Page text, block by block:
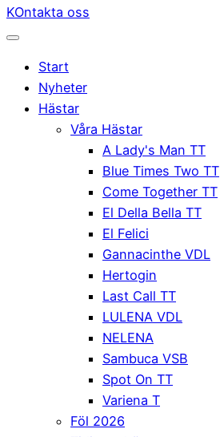
KOntakta oss
Start
Nyheter
Hästar
Våra Hästar
A Lady's Man TT
Blue Times Two TT
Come Together TT
El Della Bella TT
El Felici
Gannacinthe VDL
Hertogin
Last Call TT
LULENA VDL
NELENA
Sambuca VSB
Spot On TT
Variena T
Föl 2026